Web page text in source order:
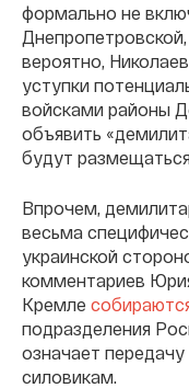
формально не
вероятно,
уступки
войсками районы
объявить
будут
Впрочем,
весьма
украинской
комментариев
Кремле
подразделения
означает
силовикам.